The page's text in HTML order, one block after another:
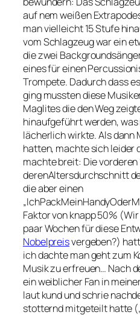
auf nem weißen
man vielleicht 15 Stufe
vom Schlagzeug war ein
die zwei
eines für einen
Trompete. Dadurch dass
ging mussten diese
Maglites die den Weg
hinaufgeführt werden,
lächerlich wirkte. Als dann
hatten, machte sich leider
machte breit: Die
derenAltersdurchschnitt
die aber einen
Faktor von knapp 50%
paar Wochen für diese
Nobelpreisvergeben?)
ich dachte man geht zum
Musik zu erfreuen… Nach
ein weiblicher Fan in
laut kund und schrie
stotternd mitgeteilt hatte